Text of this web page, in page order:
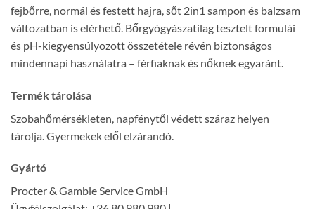
fejbőrre, normál és festett hajra, sőt 2in1 sampon és balzsam
változatban is elérhető. Bőrgyógyászatilag tesztelt formulái
és pH-kiegyensúlyozott összetétele révén biztonságos
mindennapi használatra – férfiaknak és nőknek egyaránt.
Termék tárolása
Szobahőmérsékleten, napfénytől védett száraz helyen
tárolja. Gyermekek elől elzárandó.
Gyártó
Procter & Gamble Service GmbH